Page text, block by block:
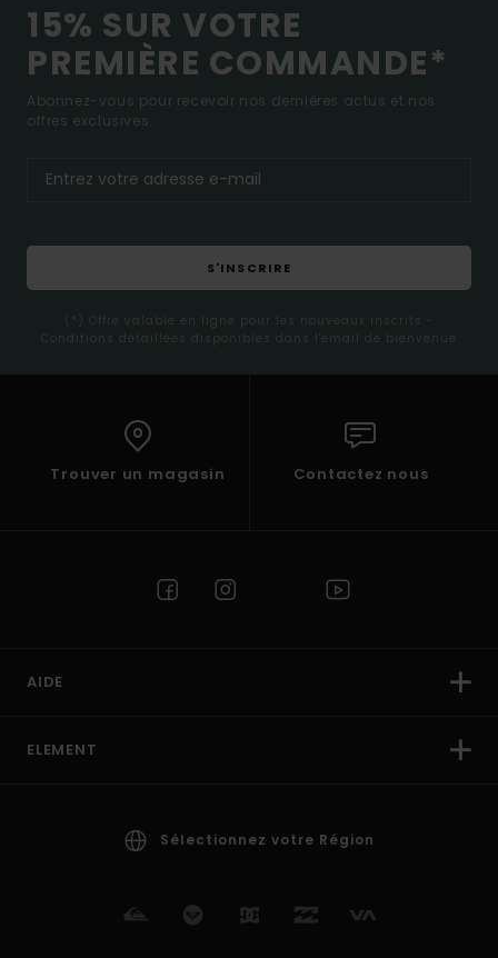
15% SUR VOTRE
PREMIÈRE COMMANDE*
Abonnez-vous pour recevoir nos dernières actus et nos
offres exclusives.
S'INSCRIRE
(*) Offre valable en ligne pour les nouveaux inscrits -
Conditions détaillées disponibles dans l'email de bienvenue
Trouver un magasin Contactez nous
AIDE
ELEMENT
Sélectionnez votre Région